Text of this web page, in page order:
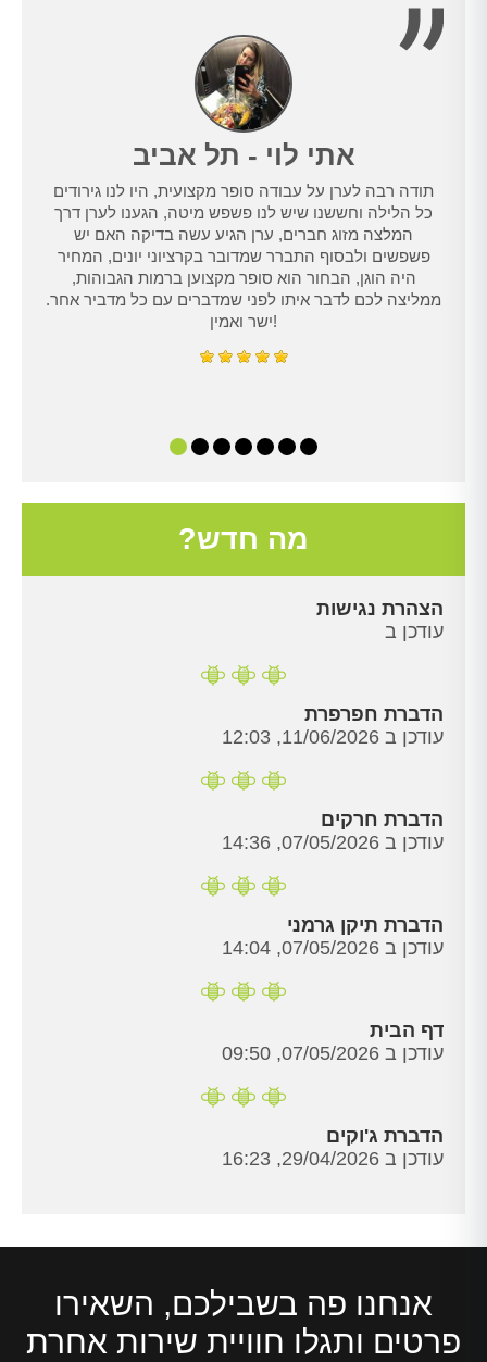
אתי לוי - תל אביב
תודה רבה לערן על עבודה סופר מקצועית, היו לנו גירודים
כל הלילה וחששנו שיש לנו פשפש מיטה, הגענו לערן דרך
המלצה מזוג חברים, ערן הגיע עשה בדיקה האם יש
פשפשים ולבסוף התברר שמדובר בקרציוני יונים, המחיר
היה הוגן, הבחור הוא סופר מקצוען ברמות הגבוהות,
ממליצה לכם לדבר איתו לפני שמדברים עם כל מדביר אחר.
ישר ואמין!
מה חדש?
הצהרת נגישות
עודכן ב
הדברת חפרפרת
עודכן ב 11/06/2026, 12:03
הדברת חרקים
עודכן ב 07/05/2026, 14:36
הדברת תיקן גרמני
עודכן ב 07/05/2026, 14:04
דף הבית
עודכן ב 07/05/2026, 09:50
הדברת ג'וקים
עודכן ב 29/04/2026, 16:23
אנחנו פה בשבילכם, השאירו
פרטים ותגלו חוויית שירות אחרת